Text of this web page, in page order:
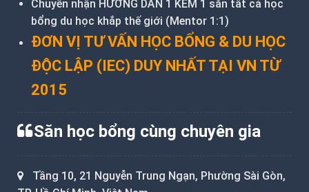
Chuyên nhận HƯỚNG DẪN 1 KÈM 1 săn tất cả học
bổng du học khắp thế giới (Mentor 1:1)
ĐƠN VỊ TƯ VẤN HỌC BỔNG & DU HỌC
ĐỘC LẬP (IEC) DUY NHẤT TẠI VN TỪ
2015
Săn học bổng cùng chuyên gia
Tầng 10, 21 Nguyễn Trung Ngạn, Phường Sài Gòn,